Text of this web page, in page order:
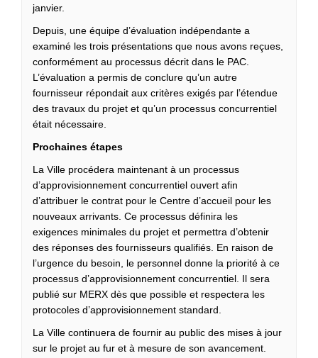
janvier.
Depuis, une équipe d’évaluation indépendante a
examiné les trois présentations que nous avons reçues,
conformément au processus décrit dans le PAC.
L’évaluation a permis de conclure qu’un autre
fournisseur répondait aux critères exigés par l’étendue
des travaux du projet et qu’un processus concurrentiel
était nécessaire.
Prochaines étapes
La Ville procédera maintenant à un processus
d’approvisionnement concurrentiel ouvert afin
d’attribuer le contrat pour le Centre d’accueil pour les
nouveaux arrivants. Ce processus définira les
exigences minimales du projet et permettra d’obtenir
des réponses des fournisseurs qualifiés. En raison de
l’urgence du besoin, le personnel donne la priorité à ce
processus d’approvisionnement concurrentiel. Il sera
publié sur MERX dès que possible et respectera les
protocoles d’approvisionnement standard.
La Ville continuera de fournir au public des mises à jour
sur le projet au fur et à mesure de son avancement.